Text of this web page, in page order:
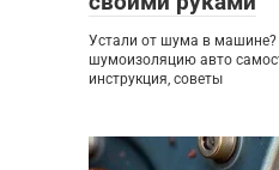
Устали от шума в машине?
шумоизоляцию авто
инструкция, советы